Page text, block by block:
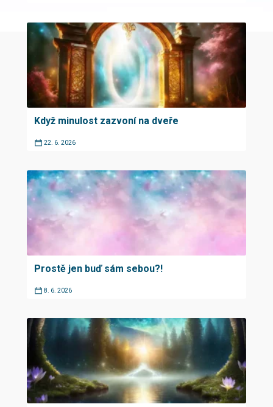
Když minulost zazvoní na dveře
22. 6. 2026
Prostě jen buď sám sebou?!
8. 6. 2026